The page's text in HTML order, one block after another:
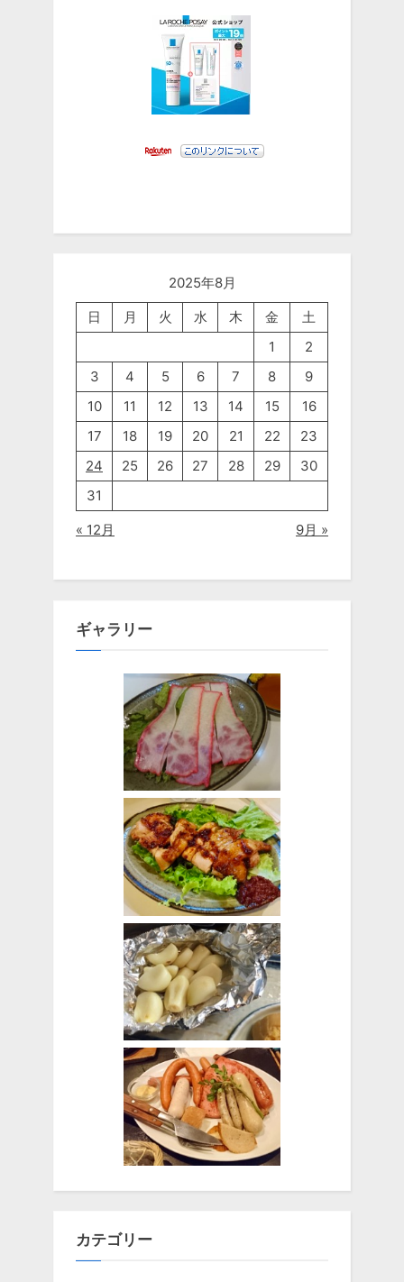
2025年8月
日
月 火 水 木 金
土
1
2
3
4 5 6 7 8
9
10
11 12 13 14 15
16
17
18 19 20 21 22
23
24
25 26 27 28 29
30
31
« 12月
9月 »
ギャラリー
カテゴリー